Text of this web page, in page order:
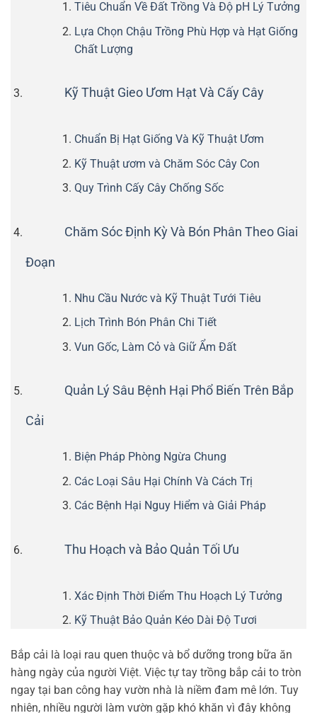
Tiêu Chuẩn Về Đất Trồng Và Độ pH Lý Tưởng
Lựa Chọn Chậu Trồng Phù Hợp và Hạt Giống
Chất Lượng
Kỹ Thuật Gieo Ươm Hạt Và Cấy Cây
Chuẩn Bị Hạt Giống Và Kỹ Thuật Ươm
Kỹ Thuật ươm và Chăm Sóc Cây Con
Quy Trình Cấy Cây Chống Sốc
Chăm Sóc Định Kỳ Và Bón Phân Theo Giai
Đoạn
Nhu Cầu Nước và Kỹ Thuật Tưới Tiêu
Lịch Trình Bón Phân Chi Tiết
Vun Gốc, Làm Cỏ và Giữ Ẩm Đất
Quản Lý Sâu Bệnh Hại Phổ Biến Trên Bắp
Cải
Biện Pháp Phòng Ngừa Chung
Các Loại Sâu Hại Chính Và Cách Trị
Các Bệnh Hại Nguy Hiểm và Giải Pháp
Thu Hoạch và Bảo Quản Tối Ưu
Xác Định Thời Điểm Thu Hoạch Lý Tưởng
Kỹ Thuật Bảo Quản Kéo Dài Độ Tươi
Bắp cải là loại rau quen thuộc và bổ dưỡng trong bữa ăn
hàng ngày của người Việt. Việc tự tay trồng bắp cải to tròn
ngay tại ban công hay vườn nhà là niềm đam mê lớn. Tuy
nhiên, nhiều người làm vườn gặp khó khăn vì đây không